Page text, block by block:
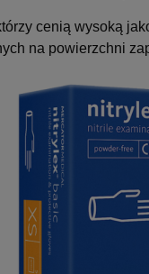
cenią wysoką
na powierzchni